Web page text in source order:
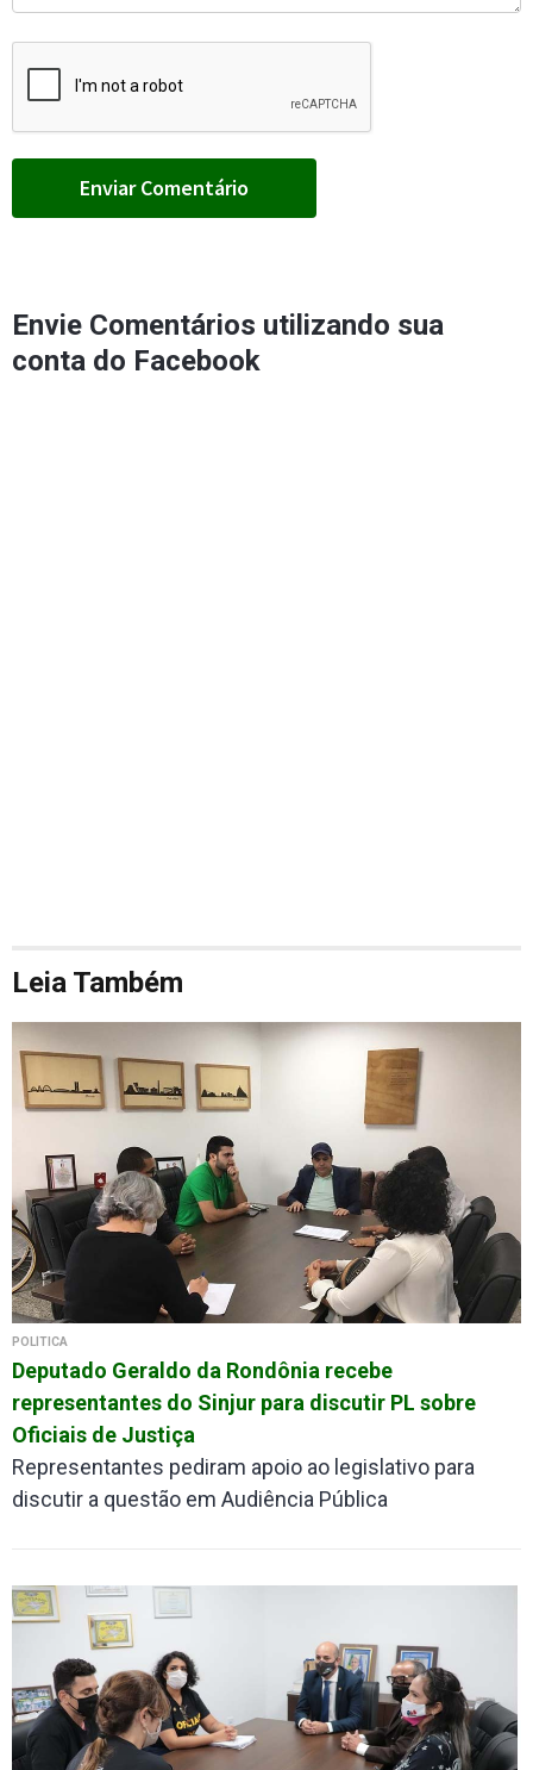
Envie Comentários utilizando sua
conta do Facebook
Leia Também
POLÍTICA
Deputado Geraldo da Rondônia recebe
representantes do Sinjur para discutir PL sobre
Oficiais de Justiça
Representantes pediram apoio ao legislativo para
discutir a questão em Audiência Pública